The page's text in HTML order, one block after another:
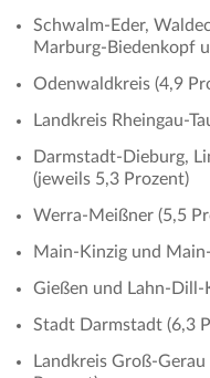
Schwalm-Eder,
Marburg-Biedenkopf
Odenwaldkreis (4,9
Landkreis Rheingau-
Darmstadt-Dieburg,
(jeweils 5,3 Prozent)
Werra-Meißner (5,5
Main-Kinzig und
Gießen und Lahn-Dill-
Stadt Darmstadt (6,3
Landkreis Groß-